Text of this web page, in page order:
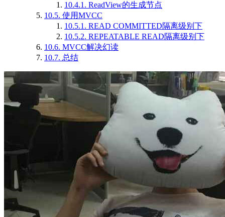
10.4.1. ReadView的生成节点
10.5. 使用MVCC
10.5.1. READ COMMITTED隔离级别下
10.5.2. REPEATABLE READ隔离级别下
10.6. MVCC解决幻读
10.7. 总结